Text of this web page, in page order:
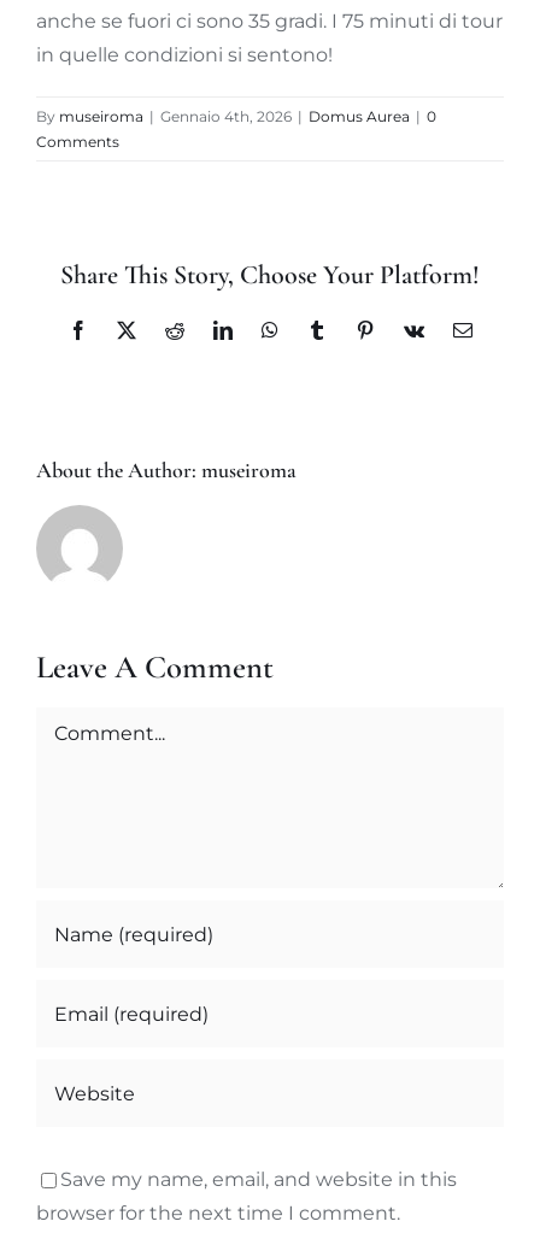
anche se fuori ci sono 35 gradi. I 75 minuti di tour
in quelle condizioni si sentono!
By museiroma | Gennaio 4th, 2026 | Domus Aurea | 0
Comments
Share This Story, Choose Your Platform!
Facebook
X RedditLinkedInWhatsAppTumblrPinterest
Vk Email
About the Author: museiroma
Leave A Comment
Comment
Save my name, email, and website in this
browser for the next time I comment.